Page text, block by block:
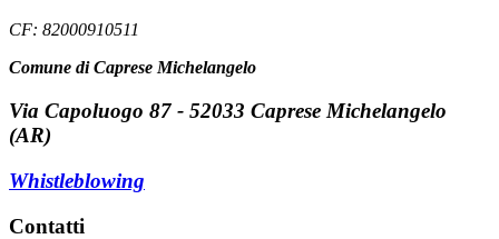
CF: 82000910511
Comune di Caprese Michelangelo
Via Capoluogo 87 - 52033 Caprese Michelangelo
(AR)
Whistleblowing
Contatti